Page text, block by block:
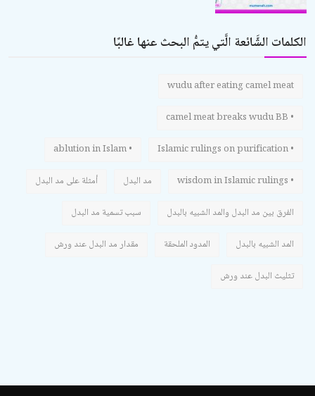
الكلمات الشَّائعة الَّتي يتمُّ البحث عنها غالبًا
wudu after eating camel meat
• camel meat breaks wudu BB
• Islamic rulings on purification
• ablution in Islam
• wisdom in Islamic rulings مد البدل أمثلة على مد البدل
الفرق بين مد البدل والمد الشبيه بالبدل سبب تسمية مد البدل
المد الشبيه بالبدل المدود الملحقة مقدار مد البدل عند ورش
تثليث البدل عند ورش